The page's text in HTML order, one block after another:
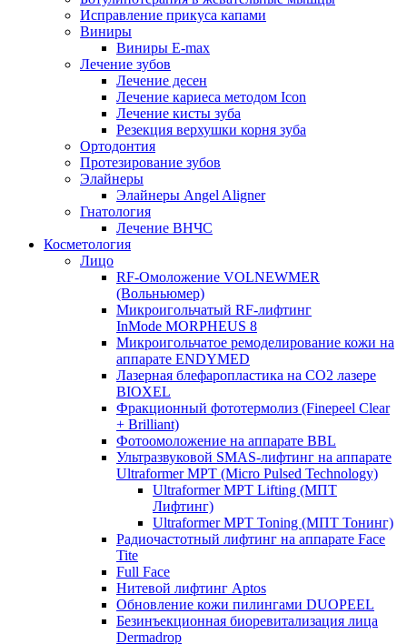
Исправление прикуса капами
Виниры
Виниры E-max
Лечение зубов
Лечение десен
Лечение кариеса методом Icon
Лечение кисты зуба
Резекция верхушки корня зуба
Ортодонтия
Протезирование зубов
Элайнеры
Элайнеры Angel Aligner
Гнатология
Лечение ВНЧС
Косметология
Лицо
RF-Омоложение VOLNEWMER
(Вольньюмер)
Микроигольчатый RF-лифтинг
InMode MORPHEUS 8
Микроигольчатое ремоделирование кожи на
аппарате ENDYMED
Лазерная блефаропластика на CO2 лазере
BIOXEL
Фракционный фототермолиз (Finepeel Clear
+ Brilliant)
Фотоомоложение на аппарате BBL
Ультразвуковой SMAS-лифтинг на аппарате
Ultraformer MPT (Micro Pulsed Technology)
Ultraformer MPT Lifting (МПТ
Лифтинг)
Ultraformer MPT Toning (МПТ Тонинг)
Радиочастотный лифтинг на аппарате Face
Tite
Full Face
Нитевой лифтинг Aptos
Обновление кожи пилингами DUOPEEL
Безинъекционная биоревитализация лица
Dermadrop